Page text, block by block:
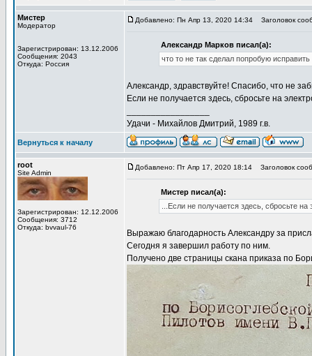
Мистер
Модератор
Зарегистрирован: 13.12.2006
Сообщения: 2043
Откуда: Россия
Добавлено: Пн Апр 13, 2020 14:34 Заголовок
Александр Марков писал(а):
что то не так сделал попробую исправить
Александр, здравствуйте! Спасибо, что не
Если не получается здесь, сбросьте на
Удачи - Михайлов Дмитрий, 1989 г.в.
Вернуться к началу
root
Site Admin
Зарегистрирован: 12.12.2006
Сообщения: 3712
Откуда: bvvaul-76
Добавлено: Пт Апр 17, 2020 18:14 Заголовок
Мистер писал(а):
...Если не получается здесь, сбросьте
Выражаю благодарность Александру за
Сегодня я завершил работу по ним.
Получено две страницы скана приказа по